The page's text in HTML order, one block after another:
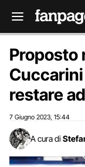
Proposto
restare
7 Giugno 2023 15:44
A cura di